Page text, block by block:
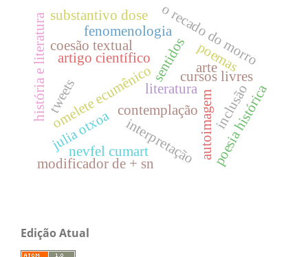
literatura
poemas
cursos livres
autoimagem
contemplação
arte
interpretação
sentidos
omelete ecumênico
nevfel cumart
artigo científico
coesão textual o recado do morro
história e literatura
poesia histórica
julia otxoa
fenomenologia
tweets
substantivo dose
modificador de + sn
inclusão
Edição Atual